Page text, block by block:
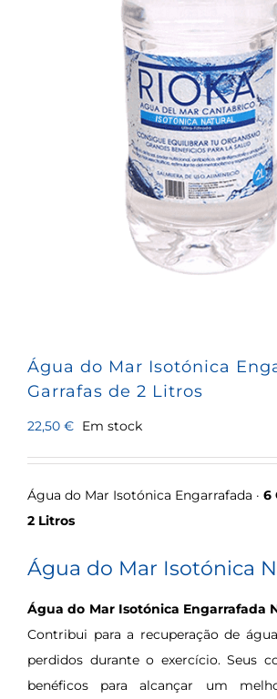
Água do Mar Isotónica
Garrafas de 2 Litros
22,50 € Em stock
Água do Mar Isotónica Engarrafada · 6
2 Litros
Água do Mar Isotónica
Água do Mar Isotónica Engarrafada
Contribui para a recuperação de
perdidos durante o exercício. Seus
benéficos para alcançar um